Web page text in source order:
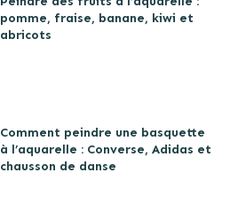
pomme, fraise, banane, kiwi et
abricots
Comment peindre une basquette
à l’aquarelle : Converse, Adidas et
chausson de danse